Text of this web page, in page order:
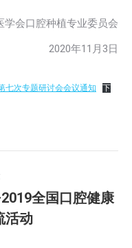
植专业委员会
2020年11月3日
七次专题研讨会会议通知
下
全国口腔健康
活动